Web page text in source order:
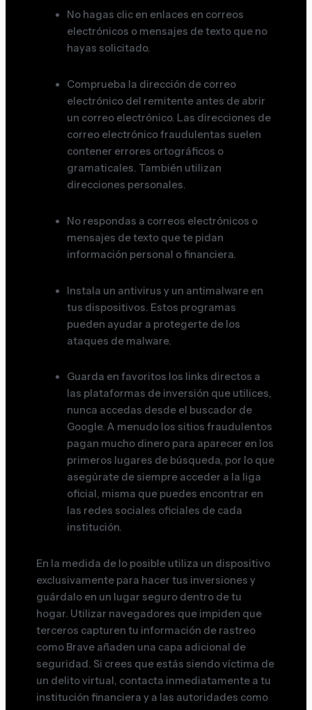
No hagas clic en enlaces en correos
electrónicos o mensajes de texto que no
hayas solicitado.
Comprueba la dirección de correo
electrónico del remitente antes de abrir
un correo electrónico. Las direcciones de
correo electrónico fraudulentas suelen
contener errores ortográficos o
gramaticales. También utilizan
direcciones personales.
No respondas a correos electrónicos o
mensajes de texto que te pidan
información personal o financiera.
Instala un antivirus y un antimalware en
tus dispositivos. Estos programas
pueden ayudar a protegerte de los
ataques de malware.
Guarda en favoritos los links directos a
las plataformas de inversión que utilices,
nunca accedas desde el buscador de
Google. A menudo los sitios fraudulentos
pagan mucho dinero para aparecer en los
primeros lugares de búsqueda, por lo que
asegúrate de siempre acceder a la liga
oficial, misma que puedes encontrar en
las redes sociales oficiales de cada
institución.
En la medida de lo posible utiliza un dispositivo
exclusivamente para hacer tus inversiones y
guárdalo en un lugar seguro dentro de tu
hogar. Utilizar navegadores que impiden que
terceros capturen tu información de rastreo
como Brave añaden una capa adicional de
seguridad. Si crees que estás siendo víctima de
un delito virtual, contacta inmediatamente a tu
institución financiera y a las autoridades como